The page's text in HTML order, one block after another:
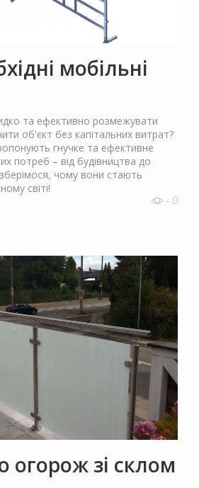
мобільні
та ефективно розмежувати
об'єкт без капітальних витрат?
гнучке та ефективне
потреб – від будівництва до
чому вони стають
світі!
- 0
огорож зі склом